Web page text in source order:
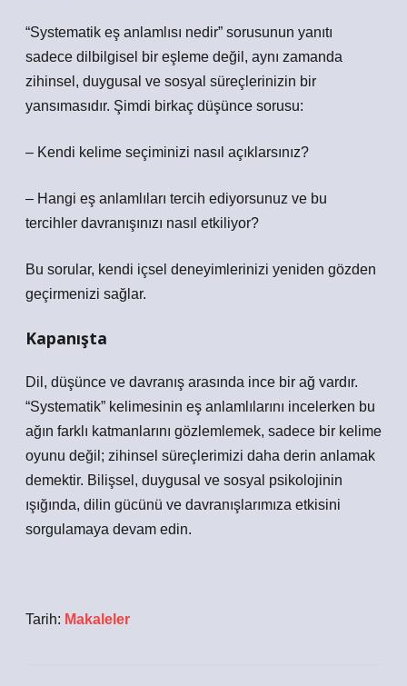
“Systematik eş anlamlısı nedir” sorusunun yanıtı
sadece dilbilgisel bir eşleme değil, aynı zamanda
zihinsel, duygusal ve sosyal süreçlerinizin bir
yansımasıdır. Şimdi birkaç düşünce sorusu:
– Kendi kelime seçiminizi nasıl açıklarsınız?
– Hangi eş anlamlıları tercih ediyorsunuz ve bu
tercihler davranışınızı nasıl etkiliyor?
Bu sorular, kendi içsel deneyimlerinizi yeniden gözden
geçirmenizi sağlar.
Kapanışta
Dil, düşünce ve davranış arasında ince bir ağ vardır.
“Systematik” kelimesinin eş anlamlılarını incelerken bu
ağın farklı katmanlarını gözlemlemek, sadece bir kelime
oyunu değil; zihinsel süreçlerimizi daha derin anlamak
demektir. Bilişsel, duygusal ve sosyal psikolojinin
ışığında, dilin gücünü ve davranışlarımıza etkisini
sorgulamaya devam edin.
Tarih: Makaleler